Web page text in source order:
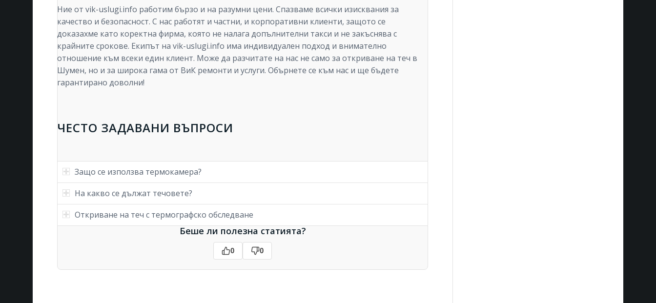
Ние от vik-uslugi.info работим бързо и на разумни цени. Спазваме всички изисквания за
качество и безопасност. С нас работят и частни, и корпоративни клиенти, защото се
доказахме като коректна фирма, която не налага допълнителни такси и не закъснява с
крайните срокове. Екипът на vik-uslugi.info има индивидуален подход и внимателно
отношение към всеки един клиент. Може да разчитате на нас не само за откриване на теч в
Шумен, но и за широка гама от ВиК ремонти и услуги. Обърнете се към нас и ще бъдете
гарантирано доволни!
ЧЕСТО ЗАДАВАНИ ВЪПРОСИ
Защо се използва термокамера?
На какво се дължат течовете?
Откриване на теч с термографско обследване
Беше ли полезна статията?
0 0